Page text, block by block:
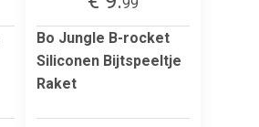
Bo Jungle B-rocket
Siliconen Bijtspeeltje
Raket